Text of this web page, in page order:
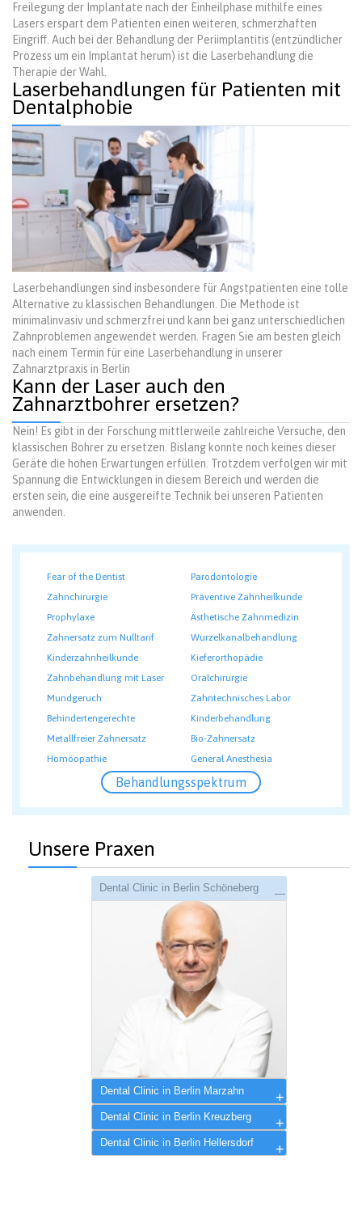
Freilegung der Implantate nach der Einheilphase mithilfe eines
Lasers erspart dem Patienten einen weiteren, schmerzhaften
Eingriff. Auch bei der Behandlung der Periimplantitis (entzündlicher
Prozess um ein Implantat herum) ist die Laserbehandlung die
Therapie der Wahl.
Laserbehandlungen für Patienten mit
Dentalphobie
Laserbehandlungen sind insbesondere für Angstpatienten eine tolle
Alternative zu klassischen Behandlungen. Die Methode ist
minimalinvasiv und schmerzfrei und kann bei ganz unterschiedlichen
Zahnproblemen angewendet werden. Fragen Sie am besten gleich
nach einem Termin für eine Laserbehandlung in unserer
Zahnarztpraxis in Berlin
Kann der Laser auch den
Zahnarztbohrer ersetzen?
Nein! Es gibt in der Forschung mittlerweile zahlreiche Versuche, den
klassischen Bohrer zu ersetzen. Bislang konnte noch keines dieser
Geräte die hohen Erwartungen erfüllen. Trotzdem verfolgen wir mit
Spannung die Entwicklungen in diesem Bereich und werden die
ersten sein, die eine ausgereifte Technik bei unseren Patienten
anwenden.
Fear of the Dentist
Parodontologie
Zahnchirurgie
Präventive Zahnheilkunde
Prophylaxe
Ästhetische Zahnmedizin
Zahnersatz zum Nulltarif
Wurzelkanalbehandlung
Kinderzahnheilkunde
Kieferorthopädie
Zahnbehandlung mit Laser
Oralchirurgie
Mundgeruch
Zahntechnisches Labor
Behindertengerechte
Kinderbehandlung
Metallfreier Zahnersatz
Bio-Zahnersatz
Homöopathie
General Anesthesia
Behandlungsspektrum
Unsere Praxen
Dental Clinic in Berlin Schöneberg
Dr. Alexander Joselowitsch
Dental Clinic in Berlin Marzahn
Dental Clinic in Berlin Kreuzberg
Dental Clinic in Berlin Hellersdorf